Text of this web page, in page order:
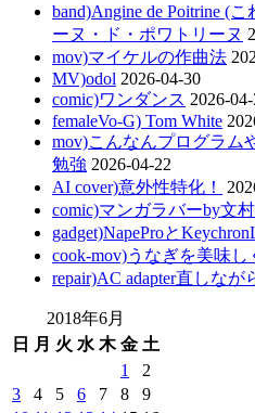
band)Angine de Poitrine (
ーヌ・ド・ポワトリーヌ
mov)マイケルの作曲法
MV)odol 2026-04-30
comic)ワンダンス 2026-
femaleVo-G) Tom White
mov)こんなんプログラム
勉強 2026-04-22
AI cover)意外性特化！
comic)マンガラバーby文
gadget)NapeProと
cook-mov)うなぎを美味し
repair)AC adapter直しなが
2018年6月
日
月 火 水 木 金 土
1
2
3
4 5 6 7 8
9